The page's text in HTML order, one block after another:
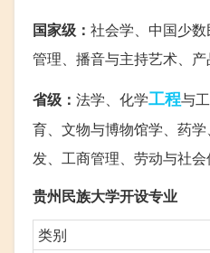
国家级： 社会学、中国少
管理、播音与主持艺术、
省级： 法学、化学工程与
育、文物与博物馆学、药
发、工商管理、劳动与社
贵州民族大学开设专业
类别